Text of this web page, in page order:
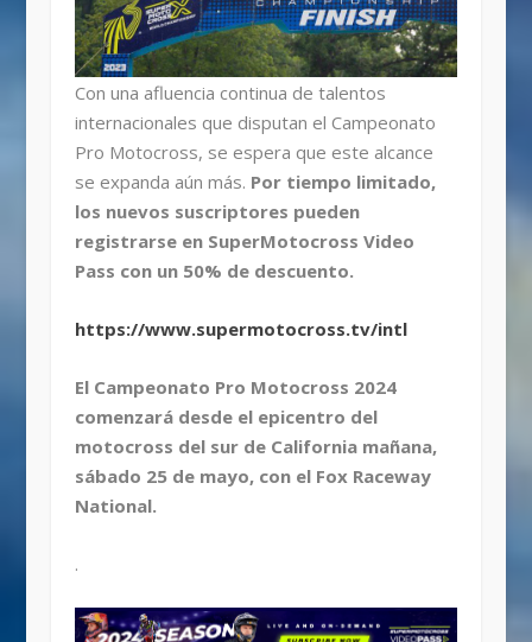
Con una afluencia continua de talentos
internacionales que disputan el Campeonato
Pro Motocross, se espera que este alcance
se expanda aún más. Por tiempo limitado,
los nuevos suscriptores pueden
registrarse en SuperMotocross Video
Pass con un 50% de descuento.
https://www.supermotocross.tv/intl
El Campeonato Pro Motocross 2024
comenzará desde el epicentro del
motocross del sur de California mañana,
sábado 25 de mayo, con el Fox Raceway
National.
.